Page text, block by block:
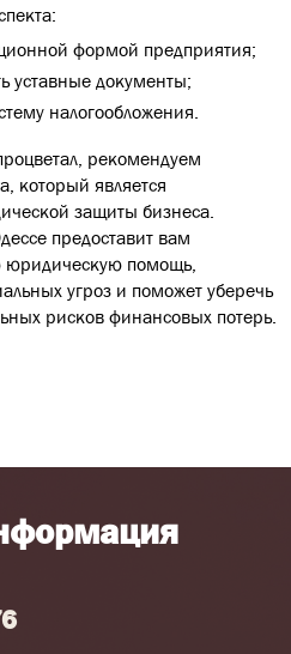
формой предприятия;
уставные документы;
налогообложения.
рекомендуем
, который является
защиты бизнеса.
предоставит вам
юридическую помощь,
угроз и поможет уберечь
рисков финансовых потерь.